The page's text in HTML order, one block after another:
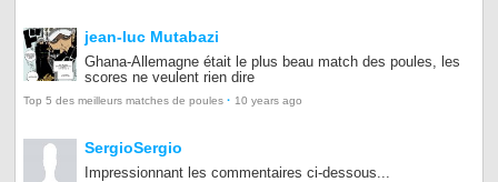
jean-luc Mutabazi
Ghana-Allemagne était le plus beau match des poules, les
scores ne veulent rien dire
Top 5 des meilleurs matches de poules · 10 years ago
SergioSergio
Impressionnant les commentaires ci-dessous...